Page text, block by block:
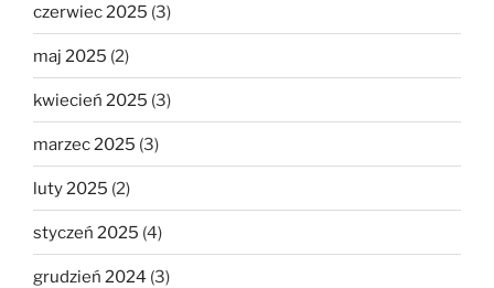
czerwiec 2025 (3)
maj 2025 (2)
kwiecień 2025 (3)
marzec 2025 (3)
luty 2025 (2)
styczeń 2025 (4)
grudzień 2024 (3)